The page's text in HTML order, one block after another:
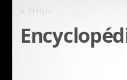
« Et Hop !